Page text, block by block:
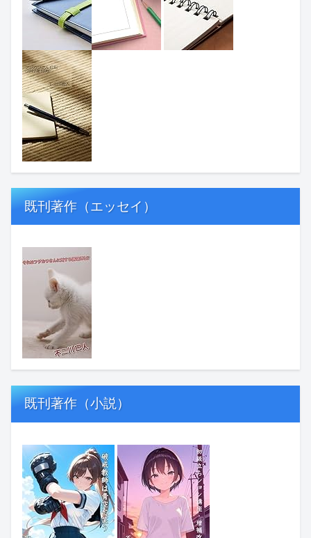
既刊著作（エッセイ）
既刊著作（小説）